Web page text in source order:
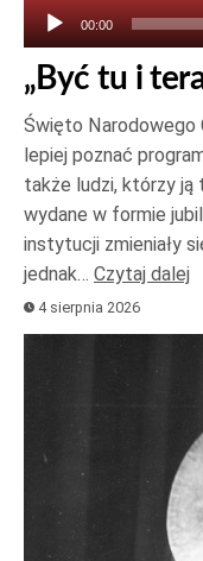
00:00
„Być tu i
Święto Narodowego
lepiej poznać
także ludzi, którzy ją
wydane w formie
instytucji zmieniały
jednak… Czytaj dalej
4 sierpnia 2026